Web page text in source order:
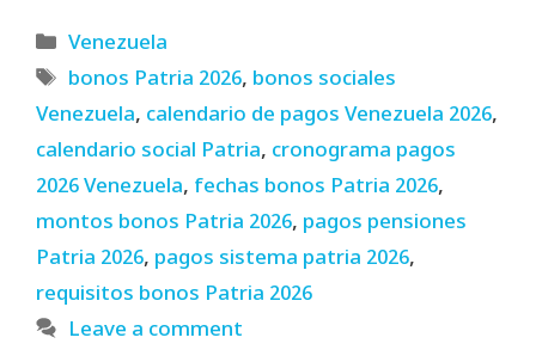
Categories
Venezuela
Tags
bonos Patria 2026, bonos sociales
Venezuela, calendario de pagos Venezuela 2026,
calendario social Patria, cronograma pagos
2026 Venezuela, fechas bonos Patria 2026,
montos bonos Patria 2026, pagos pensiones
Patria 2026, pagos sistema patria 2026,
requisitos bonos Patria 2026
Leave a comment